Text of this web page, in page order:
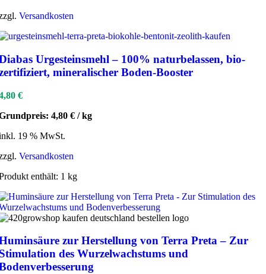
Versandkosten
Urgesteinsmehl – 100% naturbelassen, bio-
mineralischer Boden-Booster
€
4,80 € /kg
19 % MwSt.
Versandkosten
enthält: 1 kg
zur Herstellung von Terra Preta – Zur
des Wurzelwachstums und